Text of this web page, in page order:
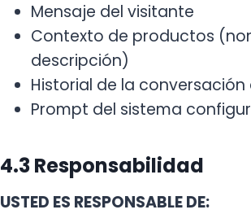
Mensaje del visitante
Contexto de productos
descripción)
Historial de la
Prompt del sistema
4.3 Responsabilidad
USTED ES RESPONSABLE DE: